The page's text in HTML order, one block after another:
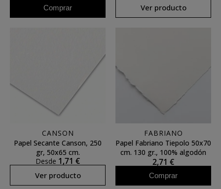
Comprar Ver producto
CANSON
Papel Secante Canson, 250
gr, 50x65 cm.
Desde 1,71 €
Ver producto
FABRIANO
Papel Fabriano Tiepolo 50x70
cm. 130 gr., 100% algodón
2,71 €
Comprar